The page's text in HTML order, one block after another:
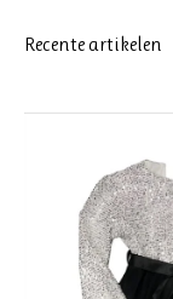
Recente artikelen